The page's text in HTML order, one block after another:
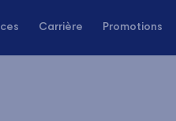
Carrière Promotions